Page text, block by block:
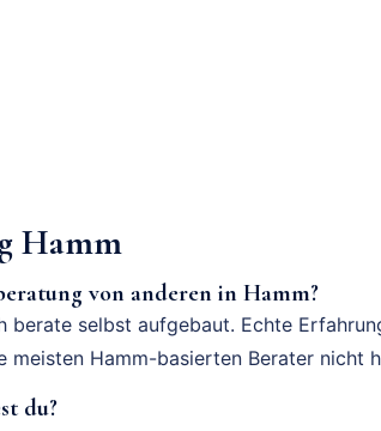
Hamm
von anderen in Hamm?
berate selbst aufgebaut. Echte
meisten Hamm-basierten Berater nicht
du?